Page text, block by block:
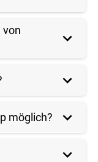
von
möglich?